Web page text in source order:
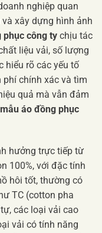
nghiệp quan
và xây dựng hình ảnh
phục công ty chịu tác
liệu vải, số lượng
hiểu rõ các yếu tố
phí chính xác và tìm
quả mà vẫn đảm
mẫu áo đồng phục
hưởng trực tiếp từ
100%, với đặc tính
hôi tốt, thường có
TC (cotton pha
các loại vải cao
vải có tính năng